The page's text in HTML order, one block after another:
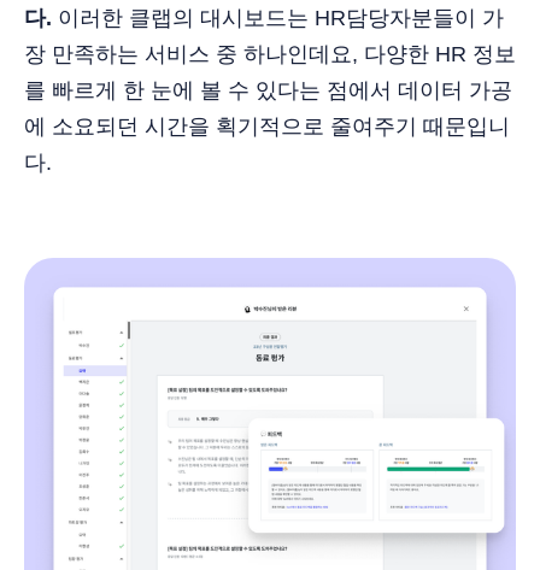
다. 이러한 클랩의 대시보드는 HR담당자분들이 가
장 만족하는 서비스 중 하나인데요, 다양한 HR 정보
를 빠르게 한 눈에 볼 수 있다는 점에서 데이터 가공
에 소요되던 시간을 획기적으로 줄여주기 때문입니
다.